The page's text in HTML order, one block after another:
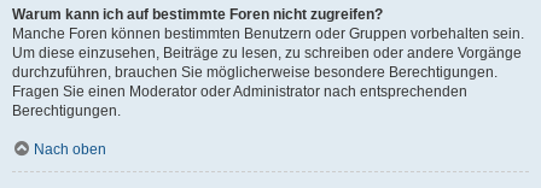
Warum kann ich auf bestimmte Foren nicht zugreifen?
Manche Foren können bestimmten Benutzern oder Gruppen vorbehalten sein.
Um diese einzusehen, Beiträge zu lesen, zu schreiben oder andere Vorgänge
durchzuführen, brauchen Sie möglicherweise besondere Berechtigungen.
Fragen Sie einen Moderator oder Administrator nach entsprechenden
Berechtigungen.
Nach oben